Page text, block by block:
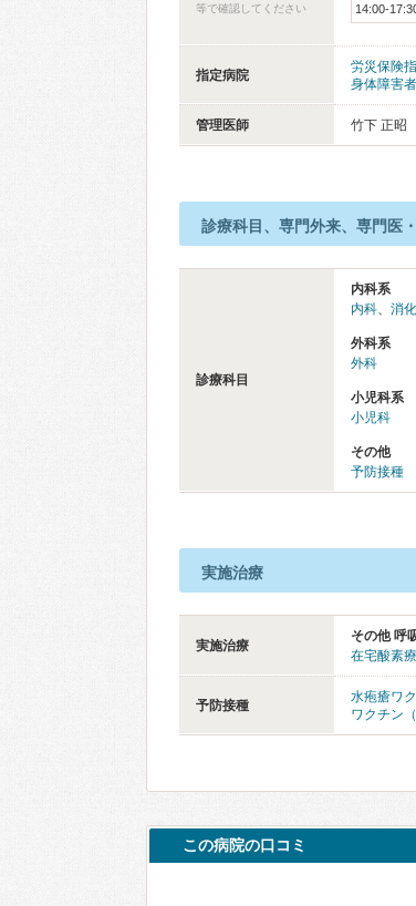
等で確認してください
14:00-
指定病院
労災保険
身体障害
管理医師 竹下 正昭
診療科目、専門外来、専門医
診療科目
内科系
内科、 消
外科系
外科
小児科系
小児科
その他
予防接種
実施治療
実施治療
その他 呼
在宅酸素
予防接種
水疱瘡ワ
ワクチン（
この病院の口コミ